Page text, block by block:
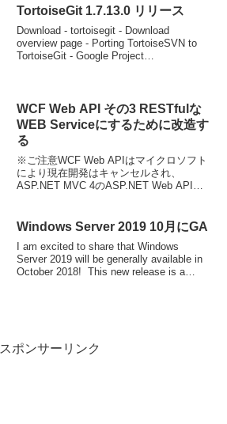
実。 If you check the lat...
TortoiseGit 1.7.13.0 リリース
Download - tortoisegit - Download
overview page - Porting TortoiseSVN to
TortoiseGit - Google Project
WCF Web API その3 RESTfulな
WEB Serviceにするために改造す
る
※ご注意WCF Web APIはマイクロソフト
により現在開発はキャンセルされ、
ASP.NET MVC 4のASP.NET Web APIと
築を...
Windows Server 2019 10月にGA
I am excited to share that Windows
Server 2019 will be generally available in
October 2018! This new release is a
スポンサーリンク